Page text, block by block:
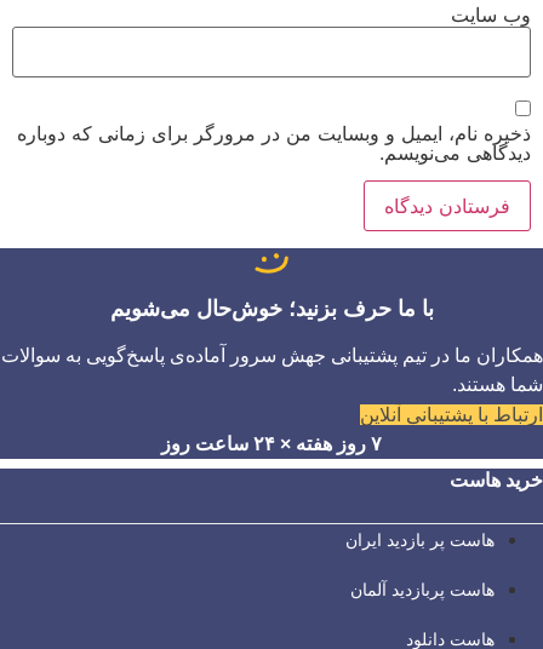
وب‌ سایت
ذخیره نام، ایمیل و وبسایت من در مرورگر برای زمانی که دوباره
دیدگاهی می‌نویسم.
با ما حرف بزنید؛ خوش‌حال می‌شویم
همکاران ما در تیم پشتیبانی جهش سرور آماده‌ی پاسخ‌گویی به سوالات
شما هستند.
ارتباط با پشتیبانی آنلاین
۷ روز هفته × ۲۴ ساعت روز
خرید هاست
هاست پر بازدید ایران
هاست پربازدید آلمان
هاست دانلود